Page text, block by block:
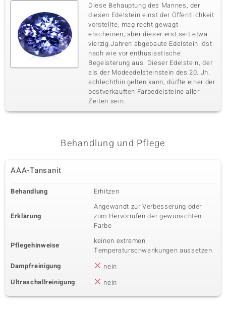
Diese Behauptung des Mannes, der
diesen Edelstein einst der Öffentlichkeit
vorstellte, mag recht gewagt
erscheinen, aber dieser erst seit etwa
vierzig Jahren abgebaute Edelstein löst
nach wie vor enthusiastische
Begeisterung aus. Dieser Edelstein, der
als der Modeedelsteinstein des 20. Jh.
schlechthin gelten kann, dürfte einer der
bestverkauften Farbedelsteine aller
Zeiten sein.
Behandlung und Pflege
AAA-Tansanit
Behandlung Erhitzen
Erklärung
Angewandt zur Verbesserung oder
zum Hervorrufen der gewünschten
Farbe
Pflegehinweise
keinen extremen
Temperaturschwankungen aussetzen
Dampfreinigung
nein
Ultraschallreinigung
nein